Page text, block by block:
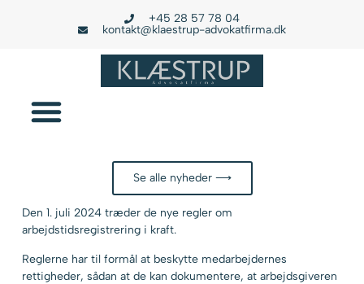
+45 28 57 78 04
kontakt@klaestrup-advokatfirma.dk
Den 1. juli 2024 træder de nye regler om
arbejdstidsregistrering i kraft.
Reglerne har til formål at beskytte medarbejdernes
rettigheder, sådan at de kan dokumentere, at arbejdsgiveren
Se alle nyheder ⟶